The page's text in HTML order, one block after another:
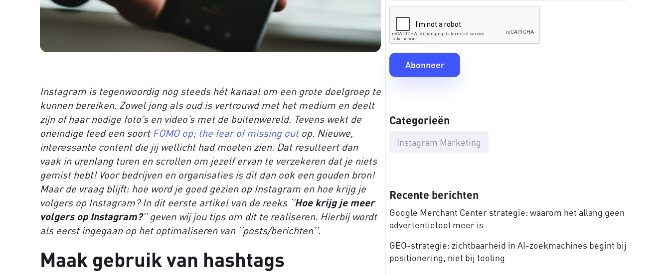
Instagram is tegenwoordig nog steeds hét kanaal om een grote doelgroep te
kunnen bereiken. Zowel jong als oud is vertrouwd met het medium en deelt
zijn of haar nodige foto’s en video’s met de buitenwereld. Tevens wekt de
oneindige feed een soort FOMO op; the fear of missing outop. Nieuwe,
interessante content die jij wellicht had moeten zien. Dat resulteert dan
vaak in urenlang turen en scrollen om jezelf ervan te verzekeren dat je niets
gemist hebt! Voor bedrijven en organisaties is dit dan ook een gouden bron!
Maar de vraag blijft: hoe word je goed gezien op Instagram en hoe krijg je
volgers op Instagram? In dit eerste artikel van de reeks ‘’Hoe krijg je meer
volgers op Instagram?’’ geven wij jou tips om dit te realiseren. Hierbij wordt
als eerst ingegaan op het optimaliseren van ‘’posts/berichten’’.
Maak gebruik van hashtags
Categorieën
Instagram Marketing
Recente berichten
Google Merchant Center strategie: waarom het allang geen
advertentietool meer is
GEO-strategie: zichtbaarheid in AI-zoekmachines begint bij
positionering, niet bij tooling